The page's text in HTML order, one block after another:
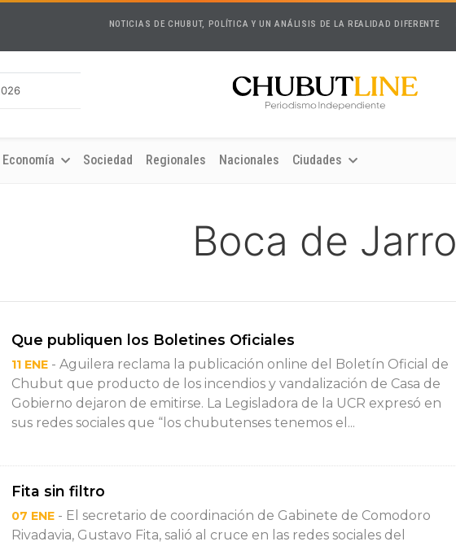
NOTICIAS DE CHUBUT, POLÍTICA Y UN ANÁLISIS DE LA REALIDAD DIFERENTE
Economía Sociedad Regionales Nacionales Ciudades
Boca de Jarro
Que publiquen los Boletines Oficiales
11 ENE - Aguilera reclama la publicación online del Boletín Oficial de
Chubut que producto de los incendios y vandalización de Casa de
Gobierno dejaron de emitirse. La Legisladora de la UCR expresó en
sus redes sociales que “los chubutenses tenemos el...
Fita sin filtro
07 ENE - El secretario de coordinación de Gabinete de Comodoro
Rivadavia, Gustavo Fita, salió al cruce en las redes sociales del